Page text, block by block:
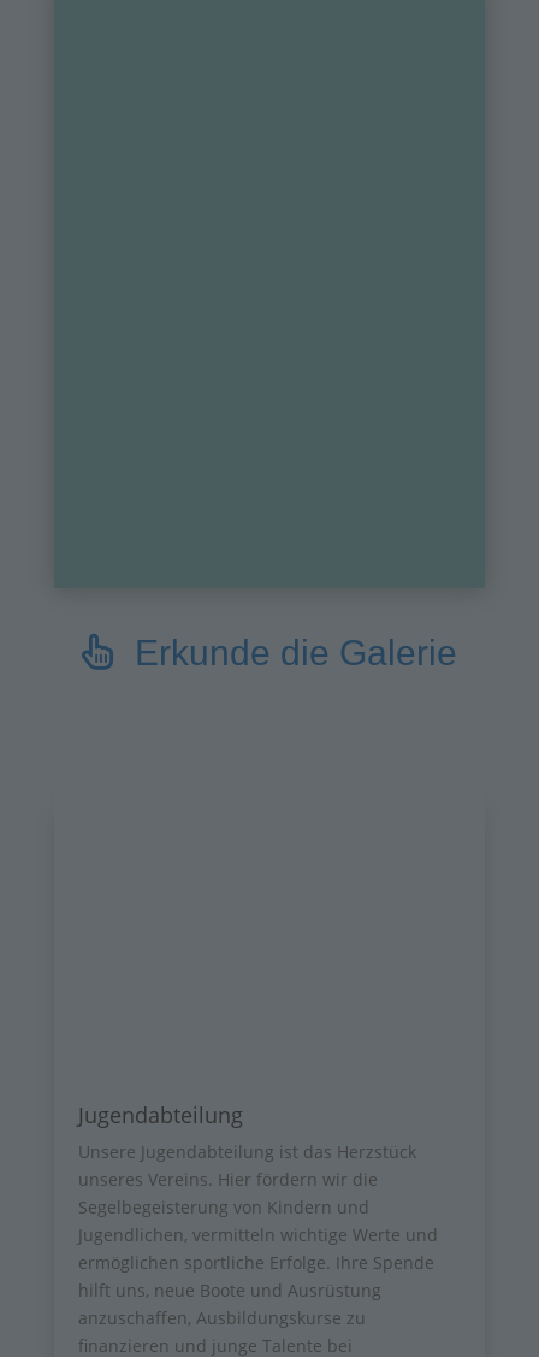
Erkunde die Galerie
Jugendabteilung
Unsere Jugendabteilung ist das Herzstück
unseres Vereins. Hier fördern wir die
Segelbegeisterung von Kindern und
Jugendlichen, vermitteln wichtige Werte und
ermöglichen sportliche Erfolge. Ihre Spende
hilft uns, neue Boote und Ausrüstung
anzuschaffen, Ausbildungskurse zu
finanzieren und junge Talente bei